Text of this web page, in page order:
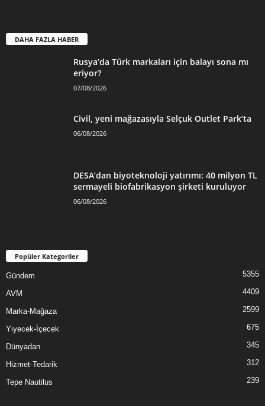
DAHA FAZLA HABER
Rusya’da Türk markaları için balayı sona mı
eriyor?
07/08/2026
Civil, yeni mağazasıyla Selçuk Outlet Park’ta
06/08/2026
DESA’dan biyoteknoloji yatırımı: 40 milyon TL
sermayeli biofabrikasyon şirketi kuruluyor
06/08/2026
Popüler Kategoriler
Gündem 5355
AVM 4409
Marka-Mağaza 2599
Yiyecek-İçecek 675
Dünyadan 345
Hizmet-Tedarik 312
Tepe Nautilus 239